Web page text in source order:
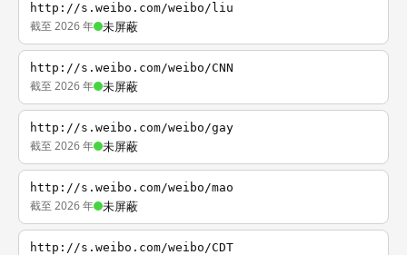
http://s.weibo.com/weibo/liu
截至 2026 年 未屏蔽
http://s.weibo.com/weibo/CNN
截至 2026 年 未屏蔽
http://s.weibo.com/weibo/gay
截至 2026 年 未屏蔽
http://s.weibo.com/weibo/mao
截至 2026 年 未屏蔽
http://s.weibo.com/weibo/CDT